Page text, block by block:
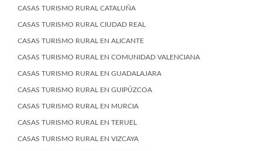
CASAS TURISMO RURAL CATALUÑA
CASAS TURISMO RURAL CIUDAD REAL
CASAS TURISMO RURAL EN ALICANTE
CASAS TURISMO RURAL EN COMUNIDAD VALENCIANA
CASAS TURISMO RURAL EN GUADALAJARA
CASAS TURISMO RURAL EN GUIPÚZCOA
CASAS TURISMO RURAL EN MURCIA
CASAS TURISMO RURAL EN TERUEL
CASAS TURISMO RURAL EN VIZCAYA